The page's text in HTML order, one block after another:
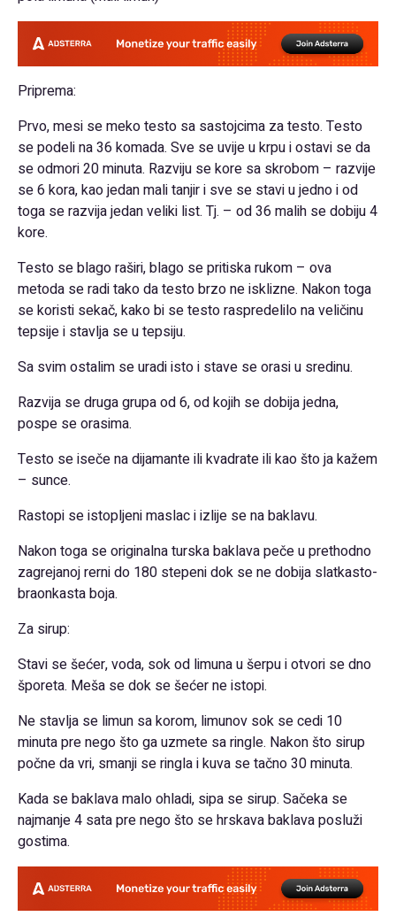
Priprema:
Prvo, mesi se meko testo sa sastojcima za testo. Testo
se podeli na 36 komada. Sve se uvije u krpu i ostavi se da
se odmori 20 minuta. Razviju se kore sa skrobom – razvije
se 6 kora, kao jedan mali tanjir i sve se stavi u jedno i od
toga se razvija jedan veliki list. Tj. – od 36 malih se dobiju 4
kore.
Testo se blago raširi, blago se pritiska rukom – ova
metoda se radi tako da testo brzo ne isklizne. Nakon toga
se koristi sekač, kako bi se testo raspredelilo na veličinu
tepsije i stavlja se u tepsiju.
Sa svim ostalim se uradi isto i stave se orasi u sredinu.
Razvija se druga grupa od 6, od kojih se dobija jedna,
pospe se orasima.
Testo se iseče na dijamante ili kvadrate ili kao što ja kažem
– sunce.
Rastopi se istopljeni maslac i izlije se na baklavu.
Nakon toga se originalna turska baklava peče u prethodno
zagrejanoj rerni do 180 stepeni dok se ne dobija slatkasto-
braonkasta boja.
Za sirup:
Stavi se šećer, voda, sok od limuna u šerpu i otvori se dno
šporeta. Meša se dok se šećer ne istopi.
Ne stavlja se limun sa korom, limunov sok se cedi 10
minuta pre nego što ga uzmete sa ringle. Nakon što sirup
počne da vri, smanji se ringla i kuva se tačno 30 minuta.
Kada se baklava malo ohladi, sipa se sirup. Sačeka se
najmanje 4 sata pre nego što se hrskava baklava posluži
gostima.